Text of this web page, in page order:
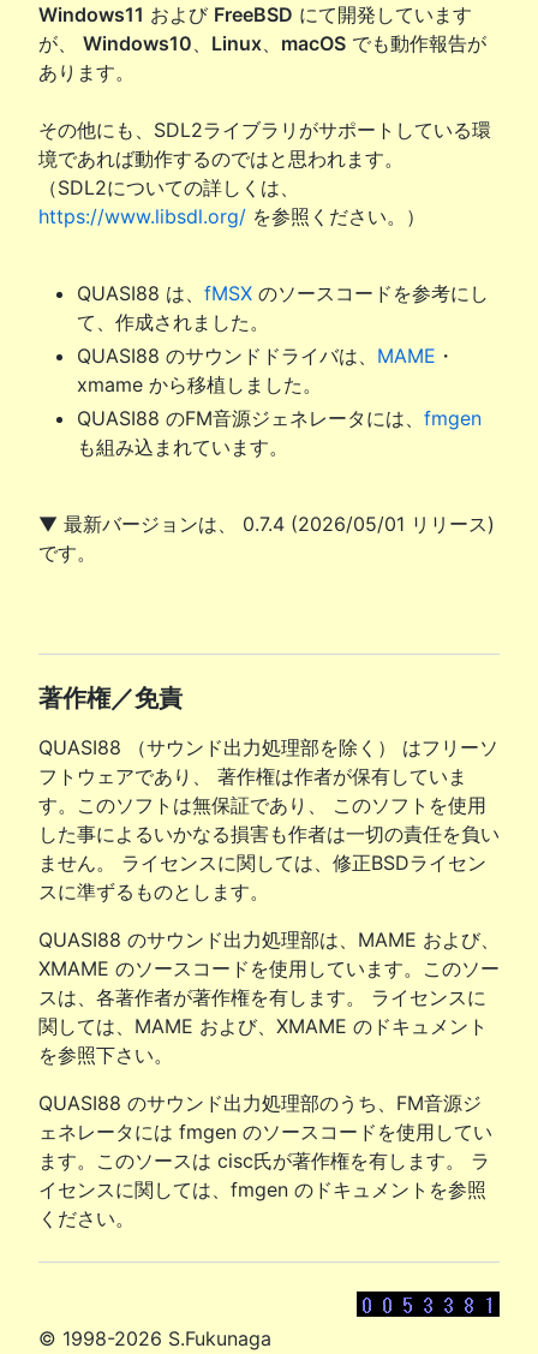
Windows11 および FreeBSD にて開発しています
が、 Windows10、 Linux、 macOS でも動作報告が
あります。
その他にも、SDL2ライブラリがサポートしている環
境であれば動作するのではと思われます。
（SDL2についての詳しくは、
https://www.libsdl.org/ を参照ください。）
QUASI88 は、 fMSX のソースコードを参考にし
て、作成されました。
QUASI88 のサウンドドライバは、 MAME ・
xmame から移植しました。
QUASI88 のFM音源ジェネレータには、 fmgen
も組み込まれています。
▼ 最新バージョンは、 0.7.4 (2026/05/01 リリース)
です。
著作権／免責
QUASI88 （サウンド出力処理部を除く） はフリーソ
フトウェアであり、 著作権は作者が保有していま
す。このソフトは無保証であり、 このソフトを使用
した事によるいかなる損害も作者は一切の責任を負い
ません。 ライセンスに関しては、修正BSDライセン
スに準ずるものとします。
QUASI88 のサウンド出力処理部は、MAME および、
XMAME のソースコードを使用しています。このソー
スは、各著作者が著作権を有します。 ライセンスに
関しては、MAME および、XMAME のドキュメント
を参照下さい。
QUASI88 のサウンド出力処理部のうち、FM音源ジ
ェネレータには fmgen のソースコードを使用してい
ます。このソースは cisc氏が著作権を有します。 ラ
イセンスに関しては、fmgen のドキュメントを参照
ください。
© 1998-2026 S.Fukunaga